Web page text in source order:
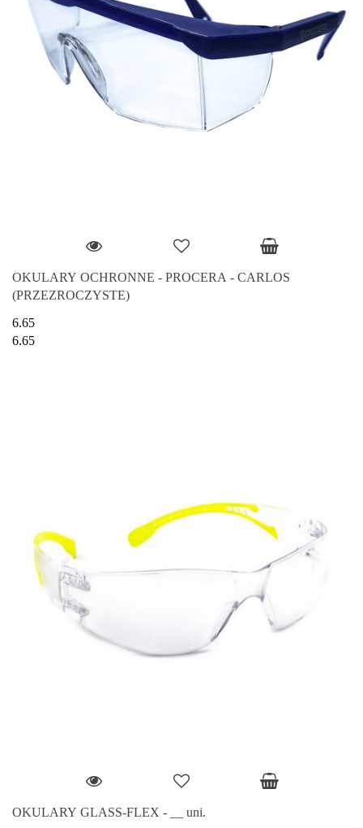
OKULARY OCHRONNE - PROCERA - CARLOS
(PRZEZROCZYSTE)
6.65
6.65
OKULARY GLASS-FLEX - __ uni.